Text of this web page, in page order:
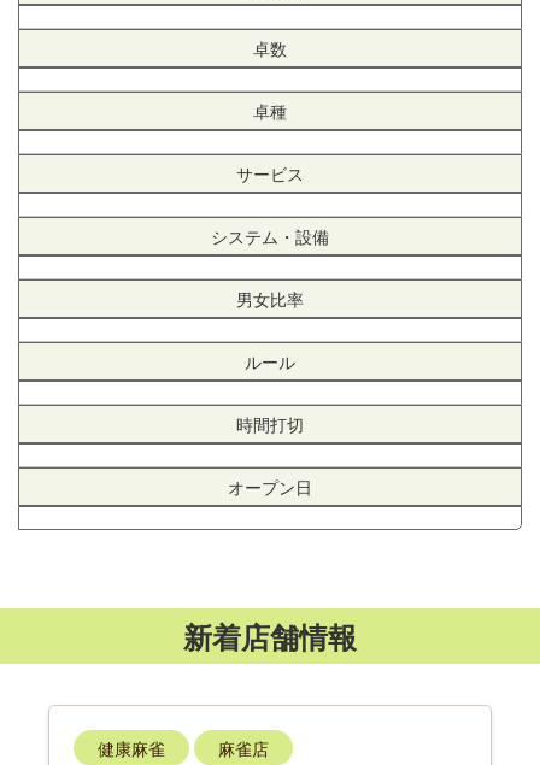
卓数
卓種
サービス
システム・設備
男女比率
ルール
時間打切
オープン日
新着店舗情報
健康麻雀 麻雀店